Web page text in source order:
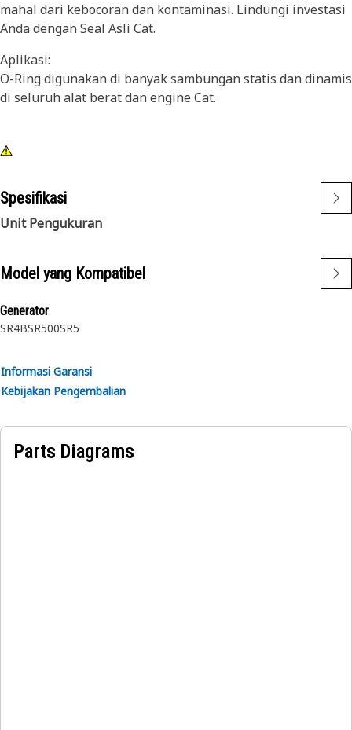
mahal dari kebocoran dan kontaminasi. Lindungi investasi
Anda dengan Seal Asli Cat.
Aplikasi:
O-Ring digunakan di banyak sambungan statis dan dinamis
di seluruh alat berat dan engine Cat.
Spesifikasi
Unit Pengukuran
Model yang Kompatibel
Generator
SR4BSR500SR5
Informasi Garansi
Kebijakan Pengembalian
Parts Diagrams